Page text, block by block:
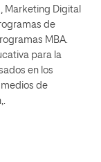
Marketing Digital
de
MBA.
para la
en los
de